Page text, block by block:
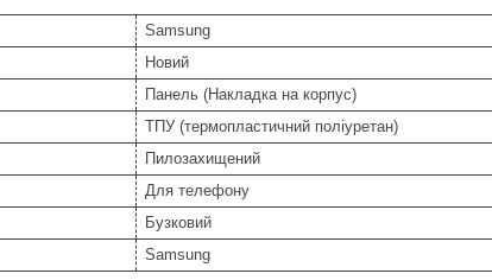
Samsung
Новий
Панель (Накладка на корпус)
ТПУ (термопластичний поліуретан)
Пилозахищений
Для телефону
Бузковий
Samsung